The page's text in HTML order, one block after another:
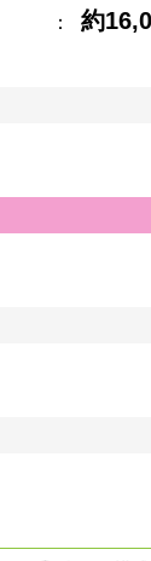
： 約